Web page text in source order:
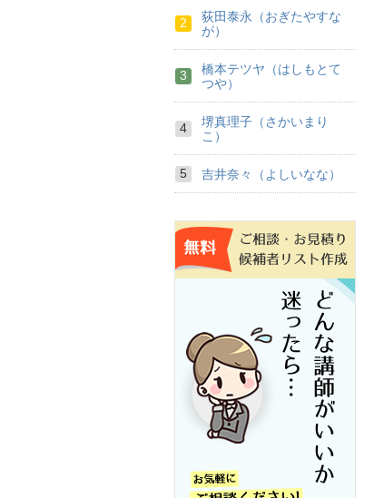
荻田泰永（おぎたやすな
が）
橋本テツヤ（はしもとて
つや）
堺真理子（さかいまり
こ）
吉井奈々（よしいなな）